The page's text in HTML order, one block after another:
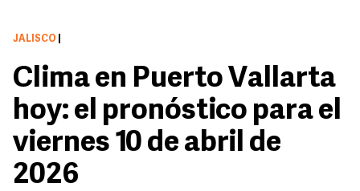
JALISCO
Clima en Puerto Vallarta
hoy: el pronóstico para el
viernes 10 de abril de
2026